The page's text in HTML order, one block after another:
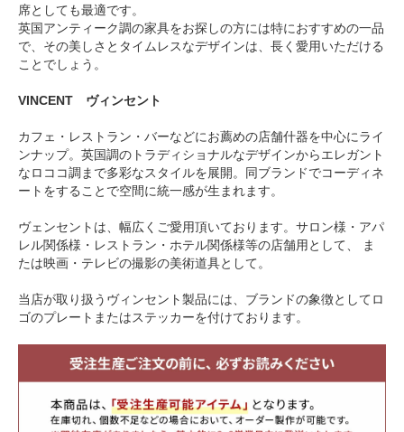
席としても最適です。
英国アンティーク調の家具をお探しの方には特におすすめの一品
で、その美しさとタイムレスなデザインは、長く愛用いただける
ことでしょう。
VINCENT ヴィンセント
カフェ・レストラン・バーなどにお薦めの店舗什器を中心にライ
ンナップ。英国調のトラディショナルなデザインからエレガント
なロココ調まで多彩なスタイルを展開。同ブランドでコーディネ
ートをすることで空間に統一感が生まれます。
ヴェンセントは、幅広くご愛用頂いております。サロン様・アパ
レル関係様・レストラン・ホテル関係様等の店舗用として、 ま
たは映画・テレビの撮影の美術道具として。
当店が取り扱うヴィンセント製品には、ブランドの象徴としてロ
ゴのプレートまたはステッカーを付けております。